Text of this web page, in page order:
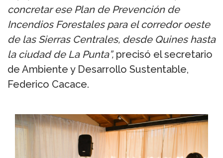
concretar ese Plan de Prevención de
Incendios Forestales para el corredor oeste
de las Sierras Centrales, desde Quines hasta
la ciudad de La Punta”,precisó el secretario
de Ambiente y Desarrollo Sustentable,
Federico Cacace.